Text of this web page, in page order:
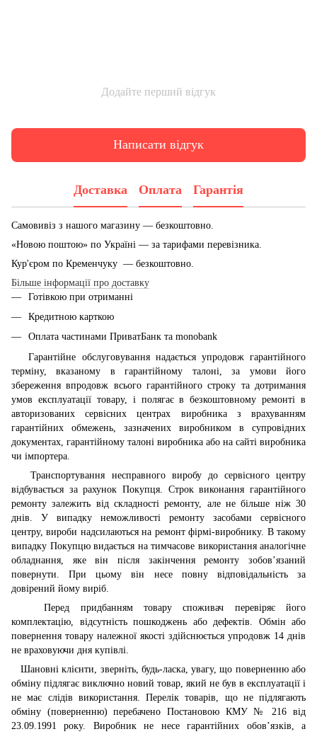
Додайте перший відгук
Написати відгук
Доставка Оплата Гарантія
Самовивіз з нашого магазину — безкоштовно.
«Новою поштою» по Україні — за тарифами перевізника.
Кур'єром по Кременчуку — безкоштовно.
Більше інформації про доставку
Готівкою при отриманні
Кредитною карткою
Оплата частинами ПриватБанк та monobank
Гарантійне обслуговування надається упродовж гарантійного
терміну, вказаному в гарантійному талоні, за умови його
збереження впродовж всього гарантійного строку та дотримання
умов експлуатації товару, і полягає в безкоштовному ремонті в
авторизованих сервісних центрах виробника з врахуванням
гарантійних обмежень, зазначених виробником в супровідних
документах, гарантійному талоні виробника або на сайті виробника
чи імпортера.
Транспортування несправного виробу до сервісного центру
відбувається за рахунок Покупця. Строк виконання гарантійного
ремонту залежить від складності ремонту, але не більше ніж 30
днів. У випадку неможливості ремонту засобами сервісного
центру, вироби надсилаються на ремонт фірмі-виробнику. В такому
випадку Покупцю видається на тимчасове використання аналогічне
обладнання, яке він після закінчення ремонту зобов’язаний
повернути. При цьому він несе повну відповідальність за
довірений йому виріб.
Перед придбанням товару споживач перевіряє його
комплектацію, відсутність пошкоджень або дефектів. Обмін або
повернення товару належної якості здійснюється упродовж 14 днів
не враховуючи дня купівлі.
Шановні клієнти, зверніть, будь-ласка, увагу, що поверненню або
обміну підлягає виключно новий товар, який не був в експлуатації і
не має слідів використання. Перелік товарів, що не підлягають
обміну (поверненню) перебачено Постановою КМУ № 216 від
23.09.1991 року. Виробник не несе гарантійних обов’язків, а